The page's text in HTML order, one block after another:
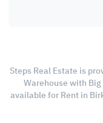
Steps Real Estate is
Warehouse with
available for Rent in